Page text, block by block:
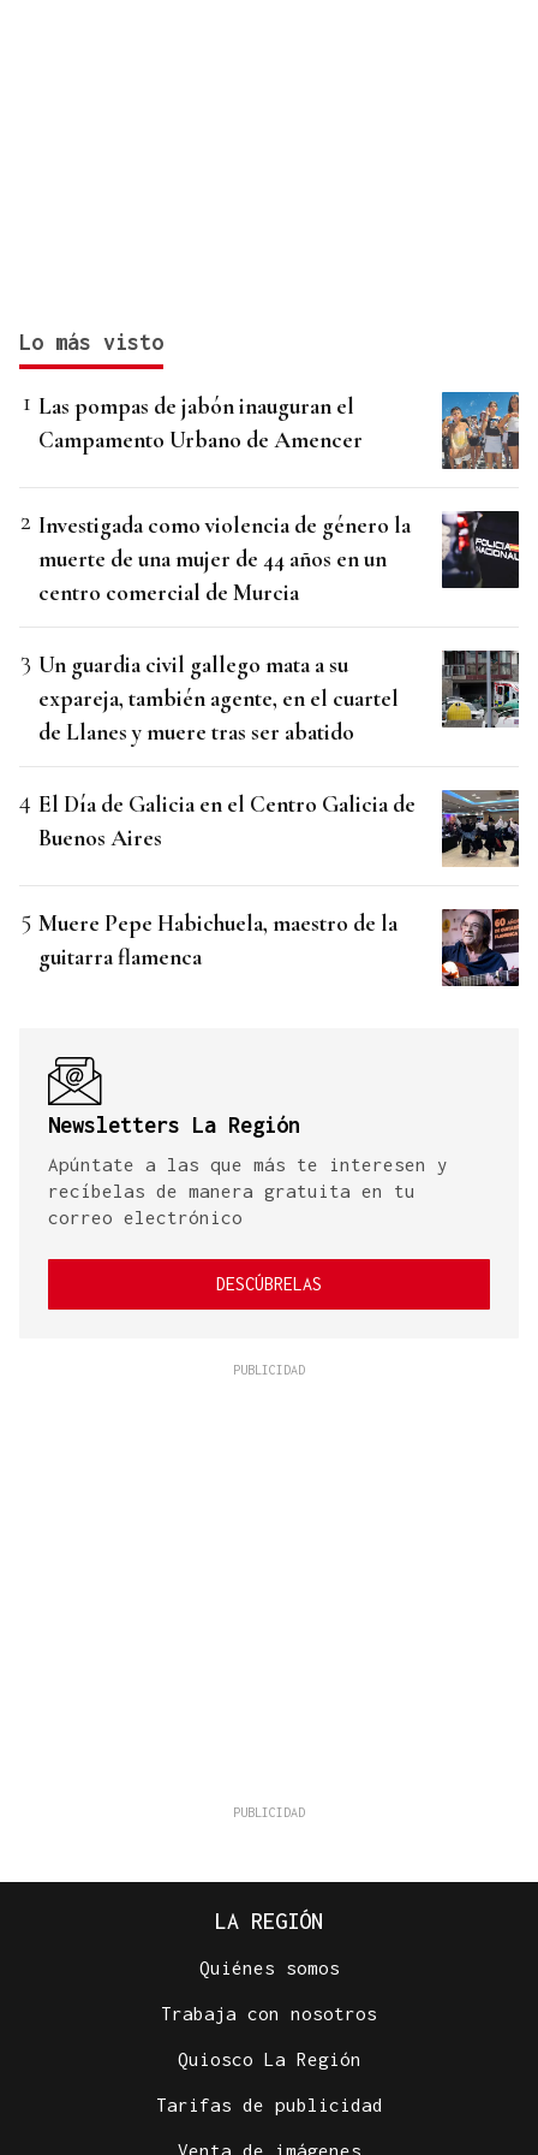
Lo más visto
Las pompas de jabón inauguran el
Campamento Urbano de Amencer
Investigada como violencia de género la
muerte de una mujer de 44 años en un
centro comercial de Murcia
Un guardia civil gallego mata a su
expareja, también agente, en el cuartel
de Llanes y muere tras ser abatido
El Día de Galicia en el Centro Galicia de
Buenos Aires
Muere Pepe Habichuela, maestro de la
guitarra flamenca
Newsletters La Región
Apúntate a las que más te interesen y
recíbelas de manera gratuita en tu
correo electrónico
DESCÚBRELAS
LA REGIÓN
Quiénes somos
Trabaja con nosotros
Quiosco La Región
Tarifas de publicidad
Venta de imágenes